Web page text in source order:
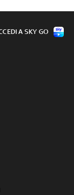
A SKY GO